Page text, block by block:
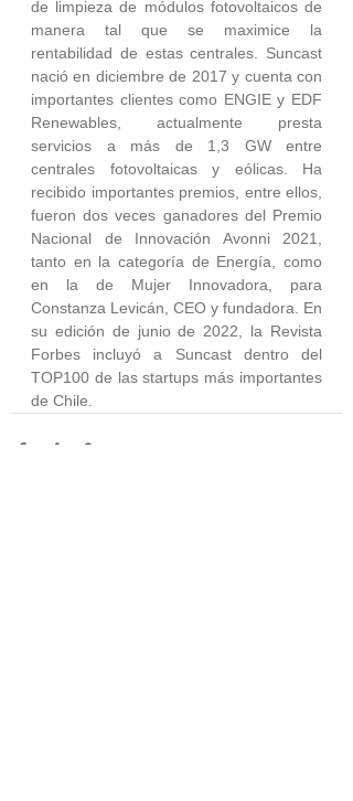
de limpieza de módulos fotovoltaicos de
manera tal que se maximice la
rentabilidad de estas centrales. Suncast
nació en diciembre de 2017 y cuenta con
importantes clientes como ENGIE y EDF
Renewables, actualmente presta
servicios a más de 1,3 GW entre
centrales fotovoltaicas y eólicas. Ha
recibido importantes premios, entre ellos,
fueron dos veces ganadores del Premio
Nacional de Innovación Avonni 2021,
tanto en la categoría de Energía, como
en la de Mujer Innovadora, para
Constanza Levicán, CEO y fundadora. En
su edición de junio de 2022, la Revista
Forbes incluyó a Suncast dentro del
TOP100 de las startups más importantes
de Chile.